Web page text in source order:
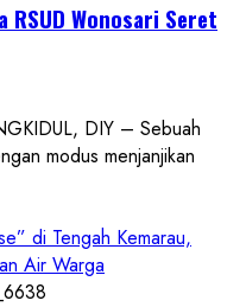
RSUD Wonosari Seret
DIY – Sebuah
modus menjanjikan
di Tengah Kemarau,
Air Warga